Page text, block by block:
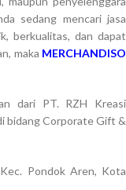
sedang mencari jasa
berkualitas, dan dapat
maka MERCHANDISO
dari PT. RZH Kreasi
bidang Corporate Gift &
Pondok Aren, Kota